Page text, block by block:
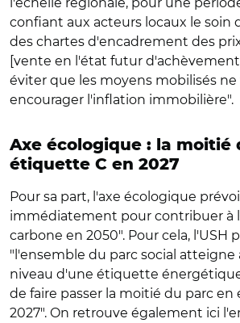
confiant aux acteurs locaux le soin
des chartes d'encadrement des
[vente en l'état futur
éviter que les moyens mobilisés
encourager l'inflation immobilière".
Axe écologique : la moitié
étiquette C en 2027
Pour sa part, l'axe écologique
immédiatement pour contribuer à
carbone en 2050". Pour cela, l'USH
"l'ensemble du parc social atteigne
niveau d'une étiquette
de faire passer la moitié du parc
2027". On retrouve également ici